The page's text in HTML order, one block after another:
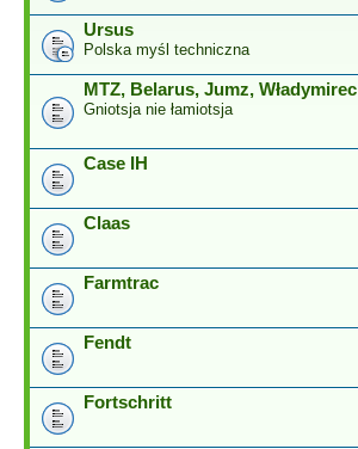
Ursus
Polska myśl techniczna
MTZ, Belarus, Jumz, Władymirec
Gniotsja nie łamiotsja
Case IH
Claas
Farmtrac
Fendt
Fortschritt